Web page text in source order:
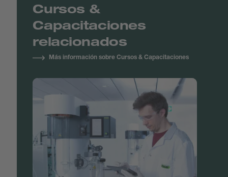
Cursos &
Capacitaciones
relacionados
Más información sobre Cursos & Capacitaciones